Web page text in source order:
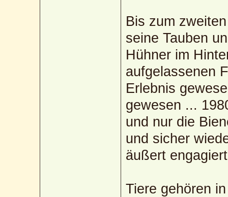
Bis zum
seine Tauben
Hühner im
aufgelassenen
Erlebnis
gewesen ...
und nur die
und sicher
äußert
Tiere gehören